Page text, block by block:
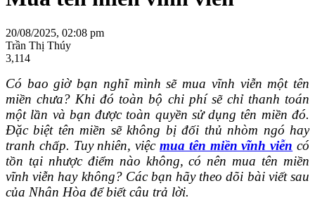
20/08/2025, 02:08 pm
Trần Thị Thúy
3,114
Có bao giờ bạn nghĩ mình sẽ mua vĩnh viễn một tên
miền chưa? Khi đó toàn bộ chi phí sẽ chỉ thanh toán
một lần và bạn được toàn quyền sử dụng tên miền đó.
Đặc biệt tên miền sẽ không bị đối thủ nhòm ngó hay
tranh chấp. Tuy nhiên, việc mua tên miền vĩnh viễn có
tồn tại nhược điểm nào không, có nên mua tên miền
vĩnh viễn hay không? Các bạn hãy theo dõi bài viết sau
của Nhân Hòa để biết câu trả lời.